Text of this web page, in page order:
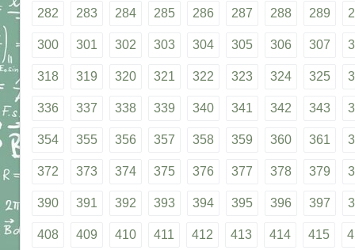
282 283 284 285 286 287 288 289
300 301 302 303 304 305 306 307
318 319 320 321 322 323 324 325
336 337 338 339 340 341 342 343
354 355 356 357 358 359 360 361
372 373 374 375 376 377 378 379
390 391 392 393 394 395 396 397
408 409 410 411 412 413 414 415